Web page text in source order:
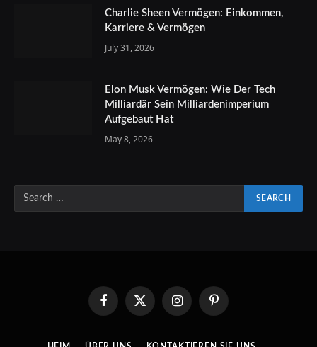
Charlie Sheen Vermögen: Einkommen,
Karriere & Vermögen
July 31, 2026
Elon Musk Vermögen: Wie Der Tech
Milliardär Sein Milliardenimperium
Aufgebaut Hat
May 8, 2026
FacebookX
InstagramPinterest